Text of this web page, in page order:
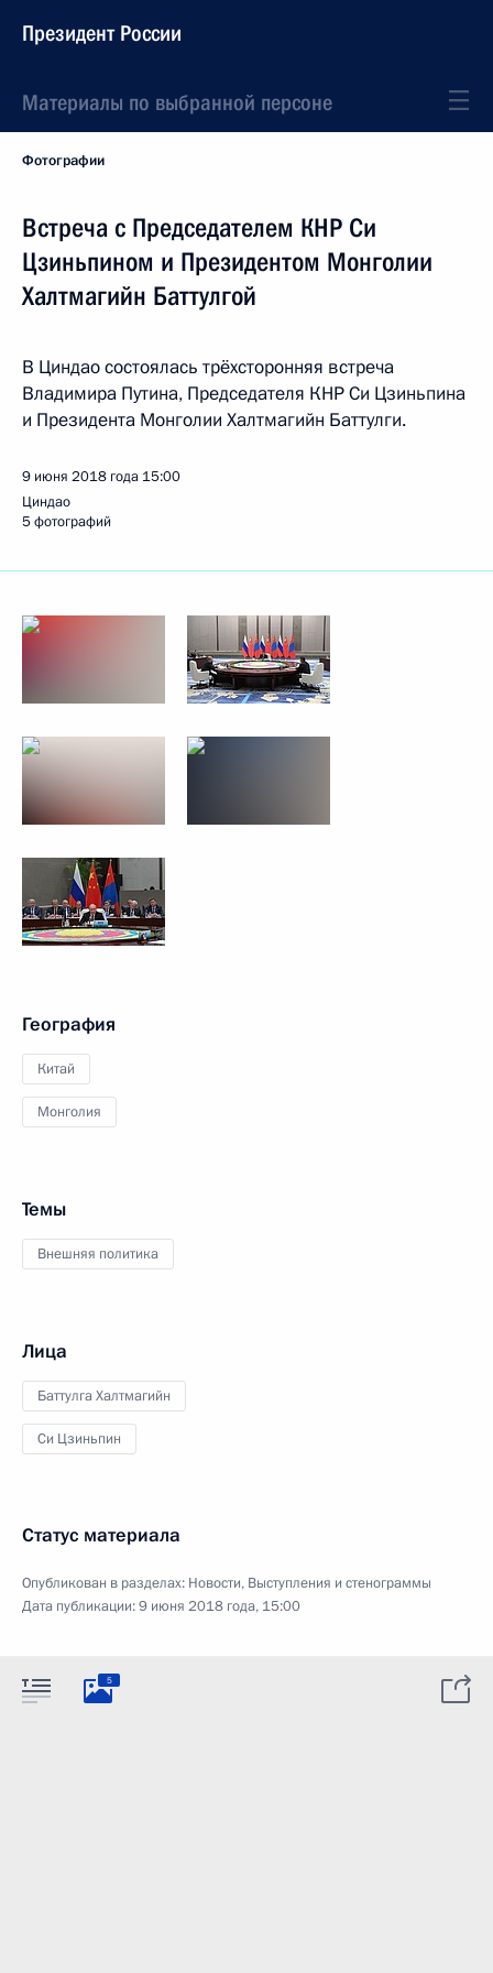
Президент России
Материалы по выбранной персоне
Фотографии
Встреча с Председателем КНР Си
Цзиньпином и Президентом Монголии
Халтмагийн Баттулгой
В Циндао состоялась трёхсторонняя встреча
Владимира Путина, Председателя КНР Си Цзиньпина
и Президента Монголии Халтмагийн Баттулги.
9 июня 2018 года 15:00
Циндао
5 фотографий
География
Китай
Монголия
Темы
Внешняя политика
Лица
Баттулга Халтмагийн
Си Цзиньпин
Статус материала
Опубликован в разделах: Новости, Выступления и стенограммы
Дата публикации:9 июня 2018 года, 15:00
5